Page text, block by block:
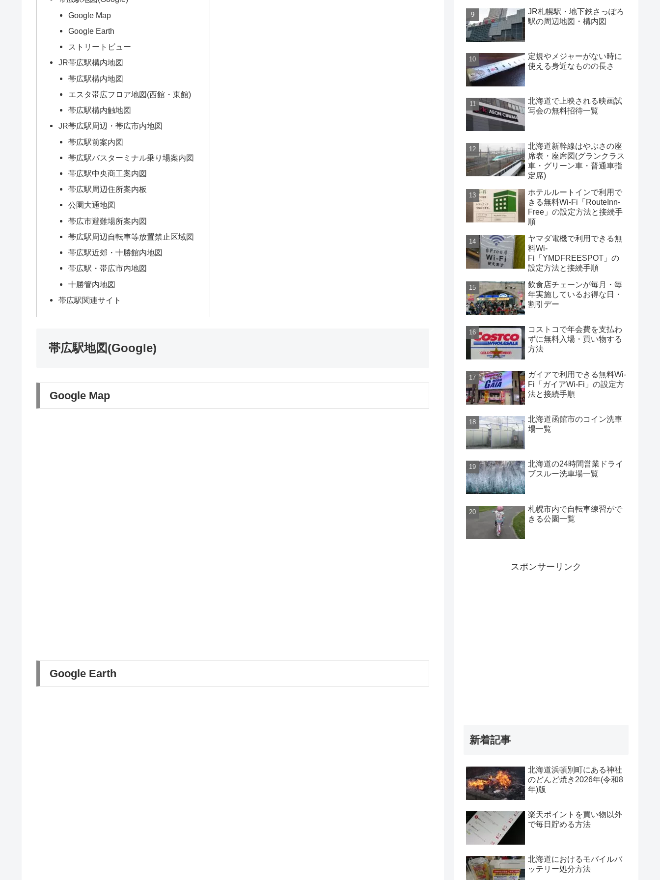
Google Map
Google Earth
ストリートビュー
JR帯広駅構内地図
帯広駅構内地図
エスタ帯広フロア地図(西館・東館)
帯広駅構内触地図
JR帯広駅周辺・帯広市内地図
帯広駅前案内図
帯広駅バスターミナル乗り場案内図
帯広駅中央商工案内図
帯広駅周辺住所案内板
公園大通地図
帯広市避難場所案内図
帯広駅周辺自転車等放置禁止区域図
帯広駅近郊・十勝館内地図
帯広駅・帯広市内地図
十勝管内地図
帯広駅関連サイト
帯広駅地図(Google)
Google Map
Google Earth
JR札幌駅・地下鉄さっぽろ
駅の周辺地図・構内図
定規やメジャーがない時に
使える身近なものの長さ
北海道で上映される映画試
写会の無料招待一覧
北海道新幹線はやぶさの座
席表・座席図(グランクラス
車・グリーン車・普通車指
定席)
ホテルルートインで利用で
きる無料Wi-Fi「RouteInn-
Free」の設定方法と接続手
順
ヤマダ電機で利用できる無
料Wi-
Fi「YMDFREESPOT」の
設定方法と接続手順
飲食店チェーンが毎月・毎
年実施しているお得な日・
割引デー
コストコで年会費を支払わ
ずに無料入場・買い物する
方法
ガイアで利用できる無料Wi-
Fi「ガイアWi-Fi」の設定方
法と接続手順
北海道函館市のコイン洗車
場一覧
北海道の24時間営業ドライ
ブスルー洗車場一覧
札幌市内で自転車練習がで
きる公園一覧
スポンサーリンク
新着記事
北海道浜頓別町にある神社
のどんど焼き2026年(令和8
年)版
楽天ポイントを買い物以外
で毎日貯める方法
北海道におけるモバイルバ
ッテリー処分方法